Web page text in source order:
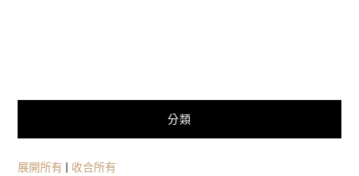
分類
展開所有 | 收合所有